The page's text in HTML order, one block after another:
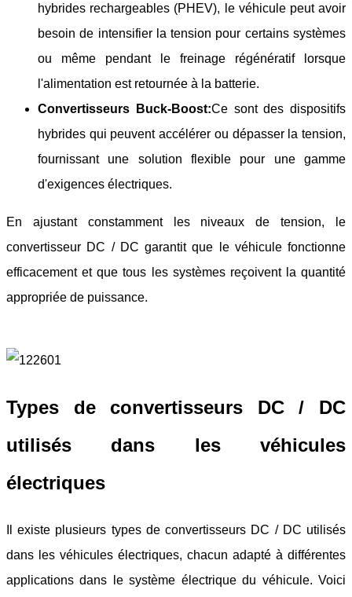
hybrides rechargeables (PHEV), le véhicule peut avoir
besoin de intensifier la tension pour certains systèmes
ou même pendant le freinage régénératif lorsque
l'alimentation est retournée à la batterie.
Convertisseurs Buck-Boost:Ce sont des dispositifs
hybrides qui peuvent accélérer ou dépasser la tension,
fournissant une solution flexible pour une gamme
d'exigences électriques.
En ajustant constamment les niveaux de tension, le
convertisseur DC / DC garantit que le véhicule fonctionne
efficacement et que tous les systèmes reçoivent la quantité
appropriée de puissance.
Types de convertisseurs DC / DC
utilisés dans les véhicules
électriques
Il existe plusieurs types de convertisseurs DC / DC utilisés
dans les véhicules électriques, chacun adapté à différentes
applications dans le système électrique du véhicule. Voici